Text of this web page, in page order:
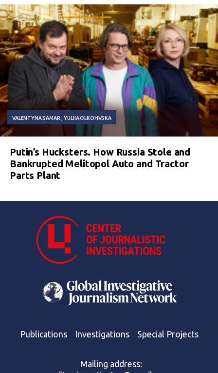
VALENTYNA SAMAR YULIIA OLKOHVSKA
Putin’s Hucksters. How Russia Stole and
Bankrupted Melitopol Auto and Tractor
Parts Plant
Publications Investigations Special Projects
Mailing address: